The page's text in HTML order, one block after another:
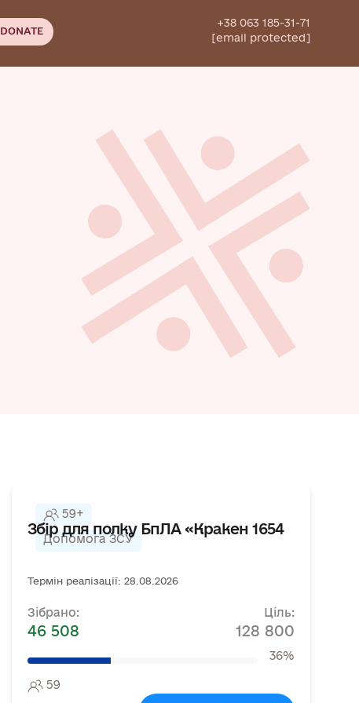
DONATE
+38 063 185-31-71
[email protected]
59+
Допомога ЗСУ
Збір для полку БпЛА «Кракен 1654
Термін реалізації: 28.08.2026
Зібрано:
46 508
Ціль:
128 800
36%
59